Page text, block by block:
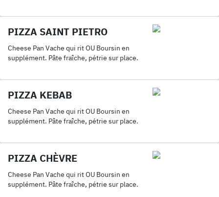
PIZZA SAINT PIETRO
Cheese Pan Vache qui rit OU Boursin en
supplément. Pâte fraîche, pétrie sur place.
PIZZA KEBAB
Cheese Pan Vache qui rit OU Boursin en
supplément. Pâte fraîche, pétrie sur place.
PIZZA CHÈVRE
Cheese Pan Vache qui rit OU Boursin en
supplément. Pâte fraîche, pétrie sur place.